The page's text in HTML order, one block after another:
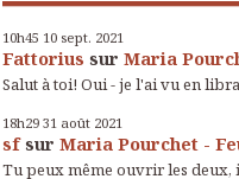
10h45 10 sept. 2021
Fattorius sur Maria
Salut à toi! Oui - je l'ai vu en
18h29 31 août 2021
sfsur Maria Pourchet -
Tu peux même ouvrir les deux,